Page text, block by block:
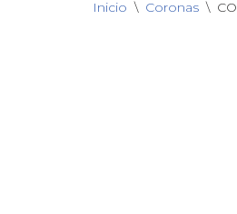
Inicio \ Coronas \